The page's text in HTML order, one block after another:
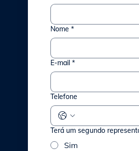
Nome *
E-mail *
Telefone
Terá um segundo
Sim